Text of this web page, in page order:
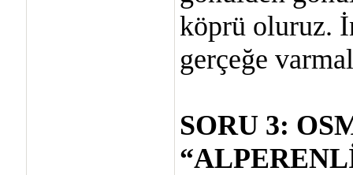
köprü oluruz.
gerçeğe
SORU 3: